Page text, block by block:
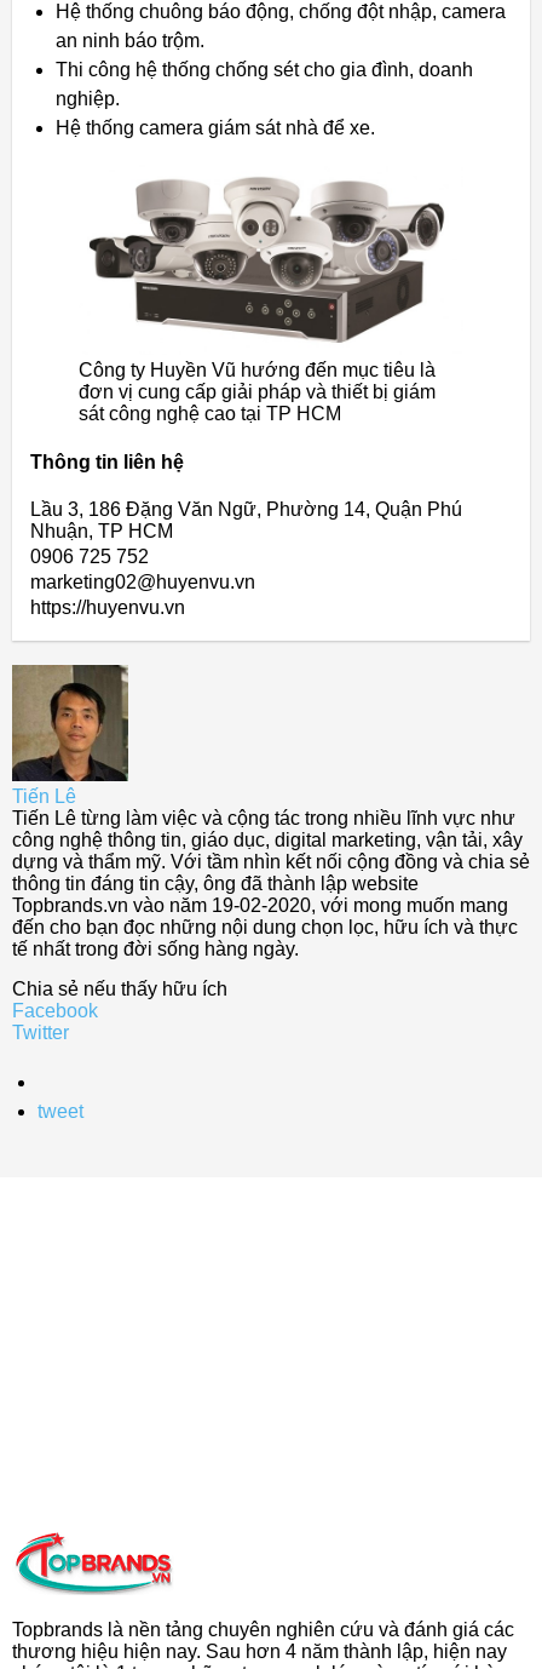
Hệ thống chuông báo động, chống đột nhập, camera
an ninh báo trộm.
Thi công hệ thống chống sét cho gia đình, doanh
nghiệp.
Hệ thống camera giám sát nhà để xe.
Công ty Huyền Vũ hướng đến mục tiêu là
đơn vị cung cấp giải pháp và thiết bị giám
sát công nghệ cao tại TP HCM
Thông tin liên hệ
Lầu 3, 186 Đặng Văn Ngữ, Phường 14, Quận Phú
Nhuận, TP HCM
0906 725 752
marketing02@huyenvu.vn
https://huyenvu.vn
Tiến Lê
Tiến Lê từng làm việc và cộng tác trong nhiều lĩnh vực như
công nghệ thông tin, giáo dục, digital marketing, vận tải, xây
dựng và thẩm mỹ. Với tầm nhìn kết nối cộng đồng và chia sẻ
thông tin đáng tin cậy, ông đã thành lập website
Topbrands.vn vào năm 19-02-2020, với mong muốn mang
đến cho bạn đọc những nội dung chọn lọc, hữu ích và thực
tế nhất trong đời sống hàng ngày.
Chia sẻ nếu thấy hữu ích
Facebook
Twitter
tweet
Topbrands là nền tảng chuyên nghiên cứu và đánh giá các
thương hiệu hiện nay. Sau hơn 4 năm thành lập, hiện nay